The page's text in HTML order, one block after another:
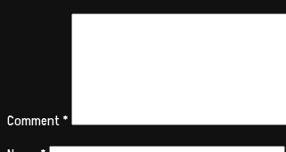
Comment*